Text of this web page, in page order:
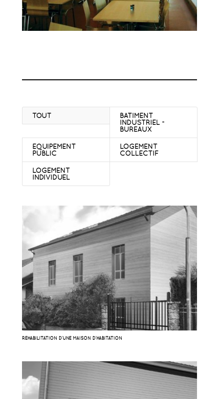
TOUT
BATIMENT
INDUSTRIEL -
BUREAUX
EQUIPEMENT
PUBLIC
LOGEMENT
COLLECTIF
LOGEMENT
INDIVIDUEL
RÉHABILITATION D’UNE MAISON D’HABITATION